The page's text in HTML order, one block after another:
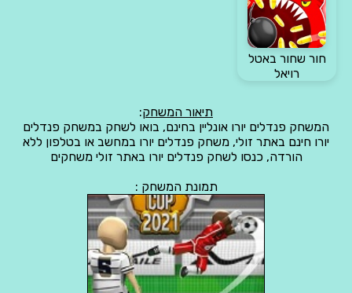
חור שחור באטל
רויאל
תיאור המשחק:
המשחק פנדלים יורו אונליין בחינם, בואו לשחק במשחק פנדלים
יורו חינם באתר זולי, משחק פנדלים יורו במחשב או בטלפון ללא
הורדה, כנסו לשחק פנדלים יורו באתר זולי משחקים
תמונת המשחק :